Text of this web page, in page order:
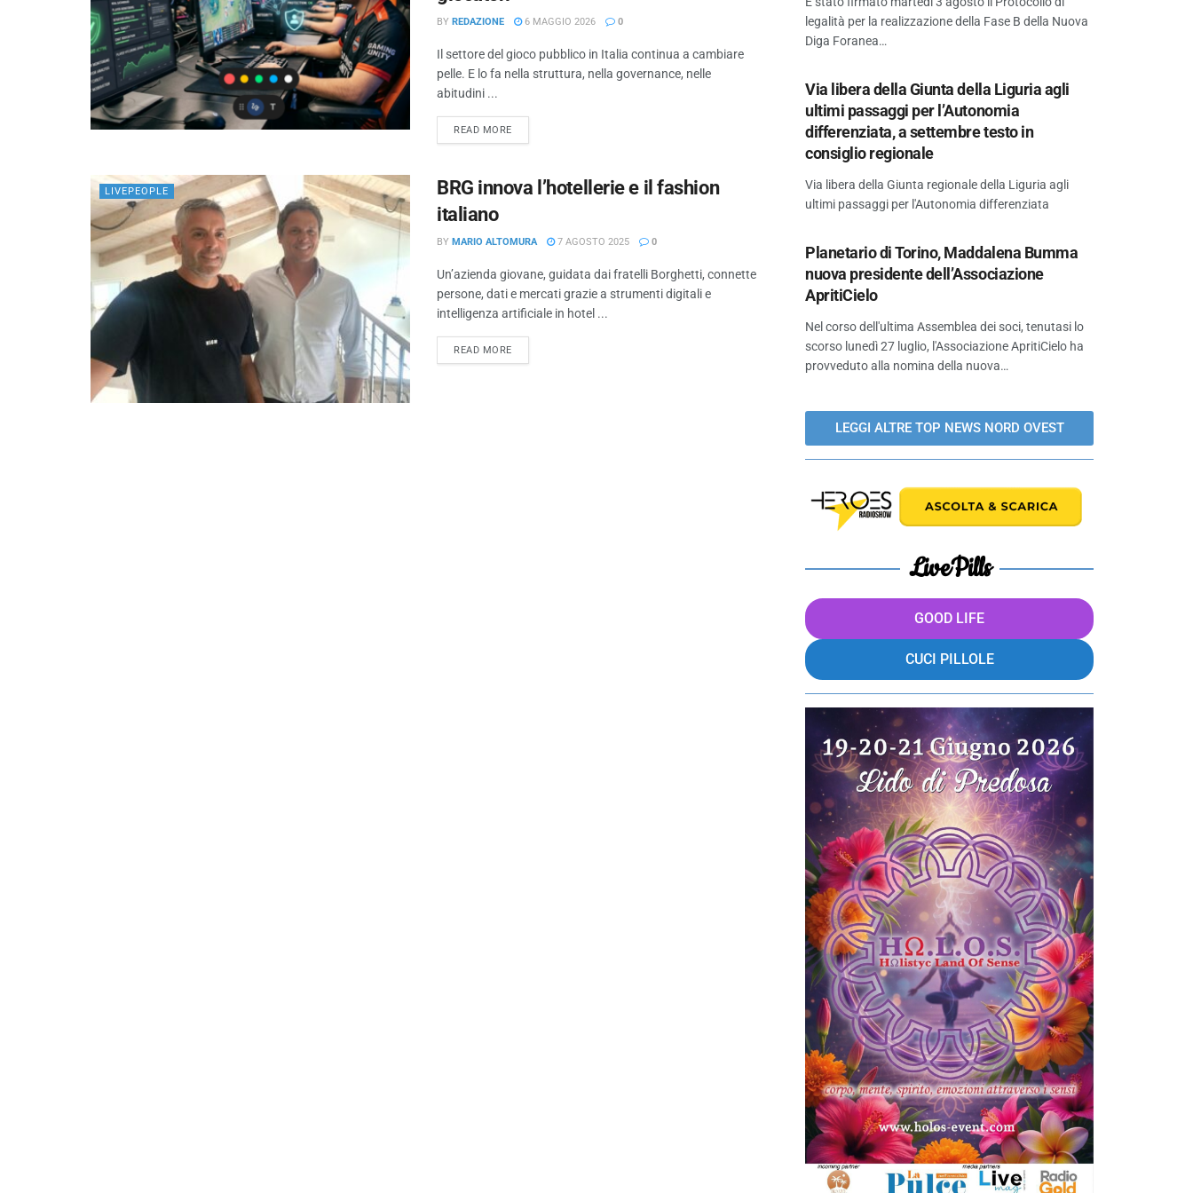
BY REDAZIONE 6 MAGGIO 2026 0
Il settore del gioco pubblico in Italia continua a cambiare
pelle. E lo fa nella struttura, nella governance, nelle
abitudini ...
READ MORE
LIVEPEOPLE
BRG innova l’hotellerie e il fashion
italiano
BY MARIO ALTOMURA 7 AGOSTO 2025 0
Un’azienda giovane, guidata dai fratelli Borghetti, connette
persone, dati e mercati grazie a strumenti digitali e
intelligenza artificiale in hotel ...
READ MORE
legalità per la realizzazione della Fase B della Nuova
Diga Foranea…
Via libera della Giunta della Liguria agli
ultimi passaggi per l’Autonomia
differenziata, a settembre testo in
consiglio regionale
Via libera della Giunta regionale della Liguria agli
ultimi passaggi per l'Autonomia differenziata
Planetario di Torino, Maddalena Bumma
nuova presidente dell’Associazione
ApritiCielo
Nel corso dell'ultima Assemblea dei soci, tenutasi lo
scorso lunedì 27 luglio, l'Associazione ApritiCielo ha
provveduto alla nomina della nuova…
LEGGI ALTRE TOP NEWS NORD OVEST
LivePills
GOOD LIFE
CUCI PILLOLE